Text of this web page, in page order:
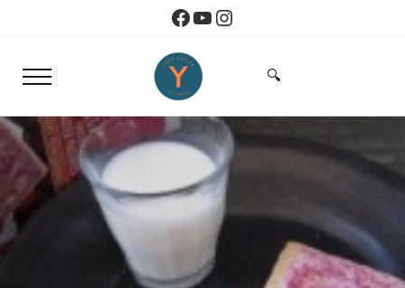
Skip to header right navigationFacebook
YouTube
Instagram
Menu
Yoko Design Kitchen
Search...
🔍